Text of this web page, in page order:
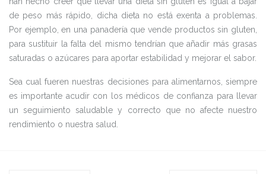
de peso más rápido, dicha dieta no está exenta a problemas.
Por ejemplo, en una panadería que vende productos sin gluten,
para sustituir la falta del mismo tendrían que añadir más grasas
saturadas o azúcares para aportar estabilidad y mejorar el sabor.
Sea cual fueren nuestras decisiones para alimentarnos, siempre
es importante acudir con los médicos de confianza para llevar
un seguimiento saludable y correcto que no afecte nuestro
rendimiento o nuestra salud.